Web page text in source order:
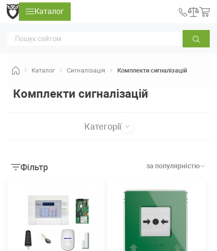
Каталог
Каталог Сигналізація Комплекти сигналізацій
Комплекти сигналізацій
Категорії
Фільтр за популярністю